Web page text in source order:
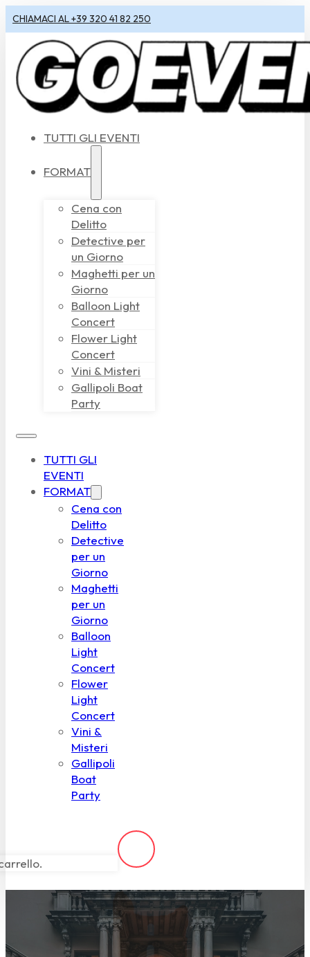
CHIAMACI AL +39 320 41 82 250
TUTTI GLI EVENTI
FORMAT
Cena con
Delitto
Detective per
un Giorno
Maghetti per un
Giorno
Balloon Light
Concert
Flower Light
Concert
Vini & Misteri
Gallipoli Boat
Party
TUTTI GLI
EVENTI
FORMAT
Cena con
Delitto
Detective
per un
Giorno
Maghetti
per un
Giorno
Balloon
Light
Concert
Flower
Light
Concert
Vini &
Misteri
Gallipoli
Boat
Party